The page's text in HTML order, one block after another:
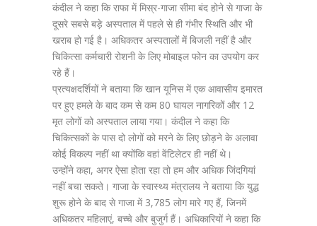
कंदील ने कहा कि राफा में मिस्र-गाजा सीमा बंद होने से गाजा के
दूसरे सबसे बड़े अस्पताल में पहले से ही गंभीर स्थिति और भी
खराब हो गई है। अधिकतर अस्पतालों में बिजली नहीं है और
चिकित्सा कर्मचारी रोशनी के लिए मोबाइल फोन का उपयोग कर
रहे हैं।
प्रत्यक्षदर्शियों ने बताया कि खान यूनिस में एक आवासीय इमारत
पर हुए हमले के बाद कम से कम 80 घायल नागरिकों और 12
मृत लोगों को अस्पताल लाया गया। कंदील ने कहा कि
चिकित्सकों के पास दो लोगों को मरने के लिए छोड़ने के अलावा
कोई विकल्प नहीं था क्योंकि वहां वेंटिलेटर ही नहीं थे।
उन्होंने कहा, अगर ऐसा होता रहा तो हम और अधिक जिंदगियां
नहीं बचा सकते। गाजा के स्वास्थ्य मंत्रालय ने बताया कि युद्ध
शुरू होने के बाद से गाजा में 3,785 लोग मारे गए हैं, जिनमें
अधिकतर महिलाएं, बच्चे और बुजुर्ग हैं। अधिकारियों ने कहा कि